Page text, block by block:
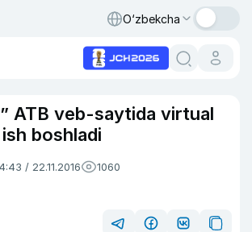
O‘zbekcha
ATB veb-saytida virtual
boshladi
/ 22.11.2016 1060